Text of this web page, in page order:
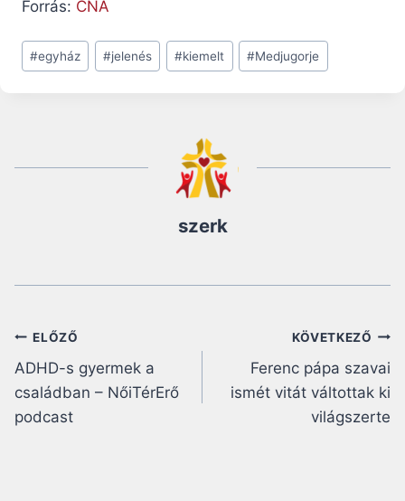
Forrás: CNA
Post
Tags:
#egyház #jelenés #kiemelt #Medjugorje
szerk
Bejegyzés
navigáció
ELŐZŐ
ADHD-s gyermek a
családban – NőiTérErő
podcast
KÖVETKEZŐ
Ferenc pápa szavai
ismét vitát váltottak ki
világszerte